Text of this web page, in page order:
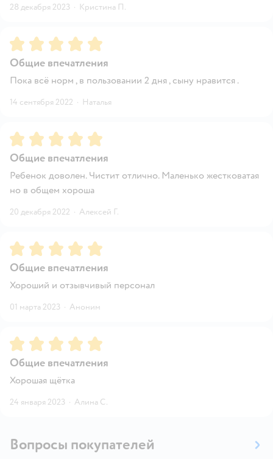
28 декабря 2023 · Кристина П.
Рейтинг:5
Общие впечатления
Пока всё норм , в пользовании 2 дня , сыну нравится .
14 сентября 2022 · Наталья
Рейтинг:5
Общие впечатления
Ребенок доволен. Чистит отлично. Маленько жестковатая
но в общем хороша
20 декабря 2022 · Алексей Г.
Рейтинг:5
Общие впечатления
Хороший и отзывчивый персонал
01 марта 2023 · Аноним
Рейтинг:5
Общие впечатления
Хорошая щётка
24 января 2023 · Алина С.
Вопросы покупателей